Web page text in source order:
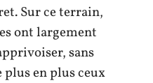
Sur ce terrain,
ont largement
sans
en plus ceux